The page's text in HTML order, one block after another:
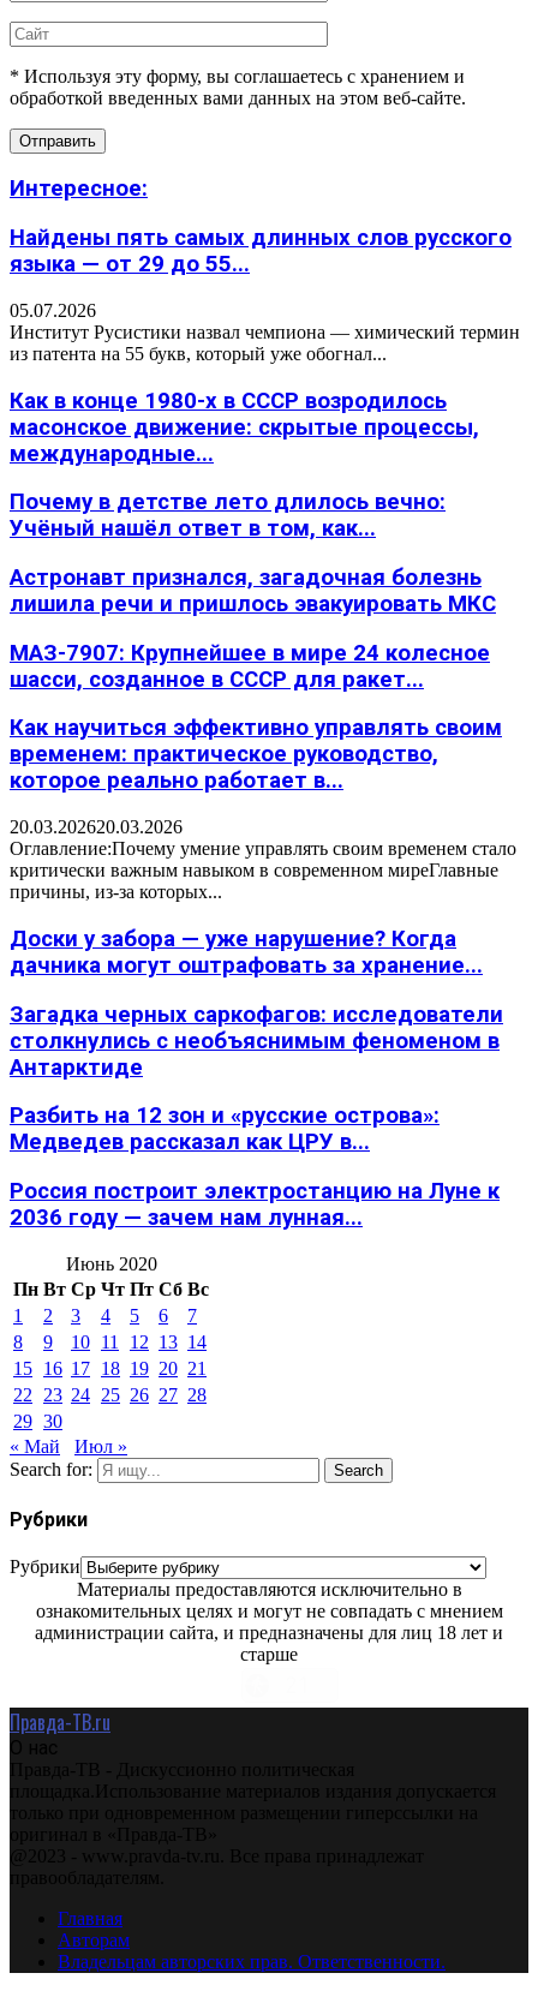
* Используя эту форму, вы соглашаетесь с хранением и
обработкой введенных вами данных на этом веб-сайте.
Интересное:
Найдены пять самых длинных слов русского
языка — от 29 до 55...
05.07.2026
Институт Русистики назвал чемпиона — химический термин
из патента на 55 букв, который уже обогнал...
Как в конце 1980-х в СССР возродилось
масонское движение: скрытые процессы,
международные...
Почему в детстве лето длилось вечно:
Учёный нашёл ответ в том, как...
Астронавт признался, загадочная болезнь
лишила речи и пришлось эвакуировать МКС
МАЗ-7907: Крупнейшее в мире 24 колесное
шасси, созданное в СССР для ракет...
Как научиться эффективно управлять своим
временем: практическое руководство,
которое реально работает в...
20.03.202620.03.2026
Оглавление:Почему умение управлять своим временем стало
критически важным навыком в современном миреГлавные
причины, из-за которых...
Доски у забора — уже нарушение? Когда
дачника могут оштрафовать за хранение...
Загадка черных саркофагов: исследователи
столкнулись с необъяснимым феноменом в
Антарктиде
Разбить на 12 зон и «русские острова»:
Медведев рассказал как ЦРУ в...
Россия построит электростанцию на Луне к
2036 году — зачем нам лунная...
Июнь 2020
Пн Вт Ср Чт Пт Сб Вс
1
2 3 4 5 6
7
8
9 10 11 12 13 14
15 16 17 18 19 20 21
22
23 24 25 26 27 28
29 30
« Май
Июл »
Search for:
Search
Рубрики
Рубрики
Материалы предоставляются исключительно в
ознакомительных целях и могут не совпадать с мнением
администрации сайта, и предназначены для лиц 18 лет и
старше
Правда-ТВ.ru
О нас
Правда-ТВ - Дискуссионно политическая
площадка.Использование материалов издания допускается
только при одновременном размещении гиперссылки на
оригинал в «Правда-ТВ»
@2023 - www.pravda-tv.ru. Все права принадлежат
правообладателям.
Главная
Авторам
Владельцам авторских прав. Ответственности.